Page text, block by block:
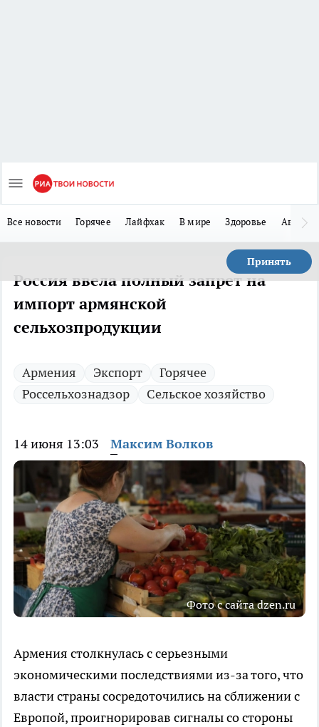
Все новости Горячее Лайфхак В мире Здоровье Авто
Принять
Россия ввела полный запрет на
импорт армянской
сельхозпродукции
Армения Экспорт
Горячее
Россельхознадзор
Сельское хозяйство
14 июня 13:03 Максим Волков
Фото с сайта dzen.ru
Армения столкнулась с серьезными
экономическими последствиями из-за того, что
власти страны сосредоточились на сближении с
Европой, проигнорировав сигналы со стороны